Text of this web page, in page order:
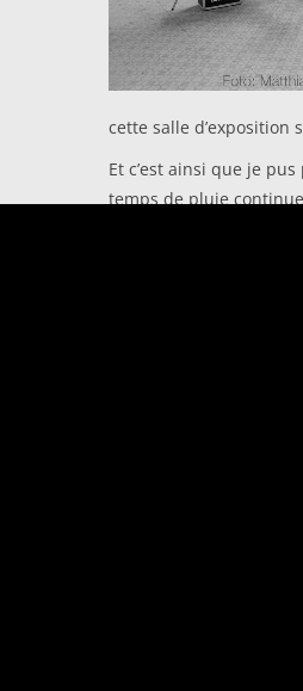
cette salle d’exposition
Et c’est ainsi que je
temps de pluie